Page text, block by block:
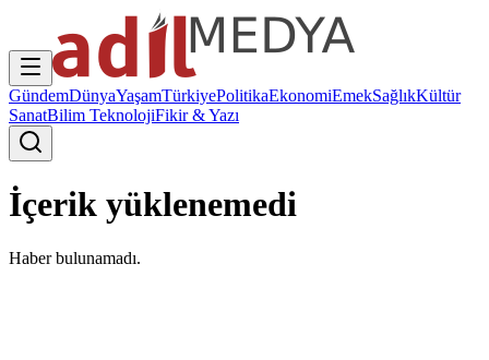
GündemDünyaYaşamTürkiyePolitikaEkonomiEmekSağlıkKültür
SanatBilim TeknolojiFikir & Yazı
İçerik yüklenemedi
Haber bulunamadı.